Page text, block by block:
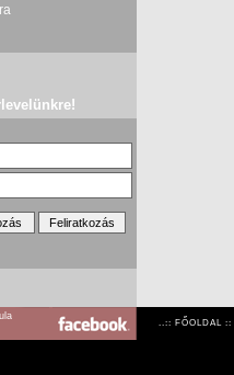
..:: FŐOLDAL ::